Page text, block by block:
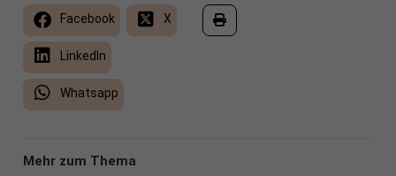
Facebook X
LinkedIn
Whatsapp
Mehr zum Thema